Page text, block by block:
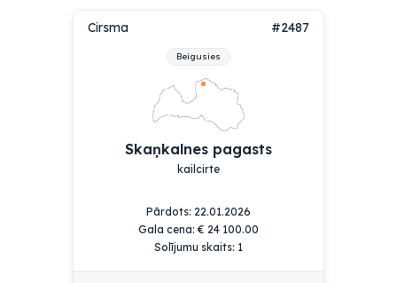
Cirsma #2487
Beigusies
Skaņkalnes pagasts
kailcirte
Pārdots: 22.01.2026
Gala cena:€ 24 100.00
Solījumu skaits: 1